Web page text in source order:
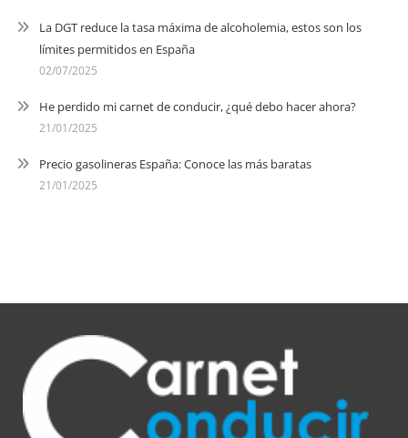
La DGT reduce la tasa máxima de alcoholemia, estos son los
límites permitidos en España
02/07/2025
He perdido mi carnet de conducir, ¿qué debo hacer ahora?
21/01/2025
Precio gasolineras España: Conoce las más baratas
21/01/2025